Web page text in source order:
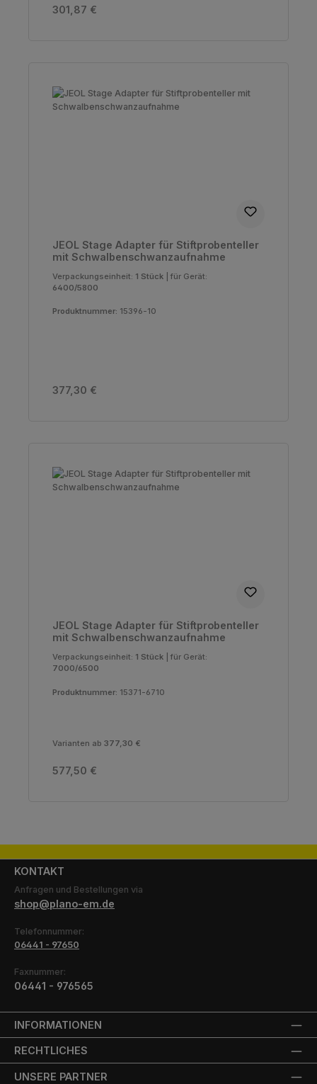
Regulärer Preis:
301,87 €
JEOL Stage Adapter für Stiftprobenteller
mit Schwalbenschwanzaufnahme
Verpackungseinheit: 1 Stück
für Gerät:
6400/5800
Produktnummer: 15396-10
Regulärer Preis:
377,30 €
JEOL Stage Adapter für Stiftprobenteller
mit Schwalbenschwanzaufnahme
Verpackungseinheit: 1 Stück
für Gerät:
7000/6500
Produktnummer: 15371-6710
Varianten ab 377,30 €
Regulärer Preis:
577,50 €
KONTAKT
Anfragen und Bestellungen via
shop@plano-em.de
Telefonnummer:
06441 - 97650
Faxnummer:
06441 - 976565
INFORMATIONEN
RECHTLICHES
UNSERE PARTNER